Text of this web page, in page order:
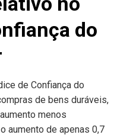
do
de Confiança do
de bens duráveis,
menos
aumento de apenas 0,7